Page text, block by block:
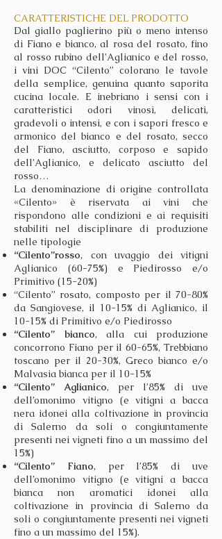
CARATTERISTICHE DEL PRODOTTO
Dal giallo paglierino più o meno intenso
di Fiano e bianco, al rosa del rosato, fino
al rosso rubino dell’Aglianico e del rosso,
i vini DOC “Cilento” colorano le tavole
della semplice, genuina quanto saporita
cucina locale. E inebriano i sensi con i
caratteristici odori vinosi, delicati,
gradevoli o intensi, e con i sapori fresco e
armonico del bianco e del rosato, secco
del Fiano, asciutto, corposo e sapido
dell’Aglianico, e delicato asciutto del
rosso…
La denominazione di origine controllata
«Cilento» è riservata ai vini che
rispondono alle condizioni e ai requisiti
stabiliti nel disciplinare di produzione
nelle tipologie
“Cilento”rosso, con uvaggio dei vitigni
Aglianico (60-75%) e Piedirosso e/o
Primitivo (15-20%)
“Cilento” rosato, composto per il 70-80%
da Sangiovese, il 10-15% di Aglianico, il
10-15% di Primitivo e/o Piedirosso
“Cilento” bianco, alla cui produzione
concorrono Fiano per il 60-65%, Trebbiano
toscano per il 20-30%, Greco bianco e/o
Malvasia bianca per il 10-15%
“Cilento” Aglianico, per l’85% di uve
dell’omonimo vitigno (e vitigni a bacca
nera idonei alla coltivazione in provincia
di Salerno da soli o congiuntamente
presenti nei vigneti fino a un massimo del
15%)
“Cilento” Fiano, per l’85% di uve
dell’omonimo vitigno (e vitigni a bacca
bianca non aromatici idonei alla
coltivazione in provincia di Salerno da
soli o congiuntamente presenti nei vigneti
fino a un massimo del 15%).